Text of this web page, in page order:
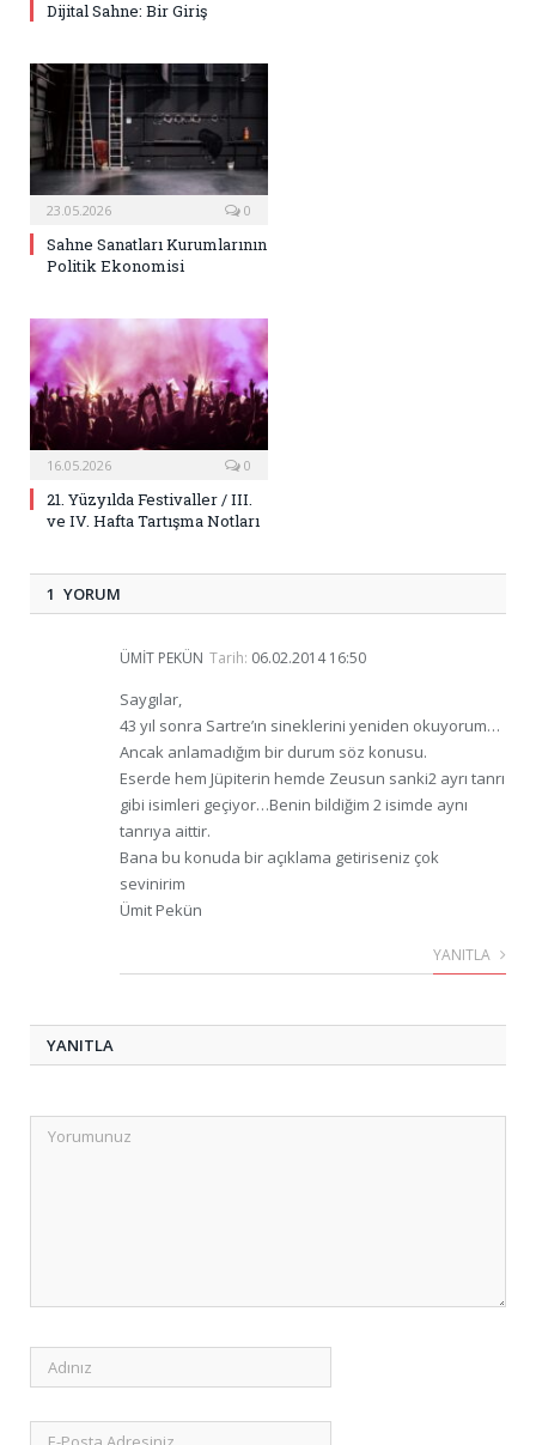
Dijital Sahne: Bir Giriş
23.05.2026 0
Sahne Sanatları Kurumlarının
Politik Ekonomisi
16.05.2026 0
21. Yüzyılda Festivaller / III.
ve IV. Hafta Tartışma Notları
1 YORUM
ÜMIT PEKÜN Tarih: 06.02.2014 16:50
Saygılar,
43 yıl sonra Sartre’ın sineklerini yeniden okuyorum…
Ancak anlamadığım bir durum söz konusu.
Eserde hem Jüpiterin hemde Zeusun sanki2 ayrı tanrı
gibi isimleri geçiyor…Benin bildiğim 2 isimde aynı
tanrıya aittir.
Bana bu konuda bir açıklama getiriseniz çok
sevinirim
Ümit Pekün
YANITLA
YANITLA